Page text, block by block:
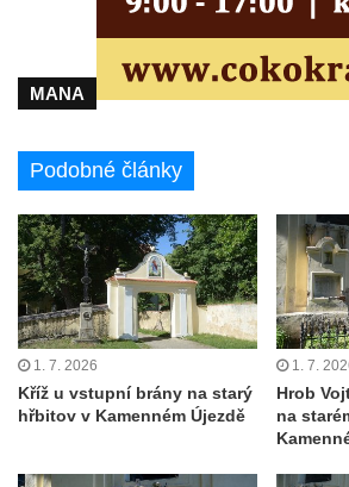
Hrob rodiny Haina na hřbitově v Krásné u
Hrob rodiny Hübner na hřbitově v Krásné u
Hrob rodiny Kundlatsch-Lucke na hřbitově
Krásné u Pěnčína
Hrob Jana Kačera na hřbitově v
Hrob Friedricha Hoffmanna na hřbitově v
Šumburku nad Desnou – Tanvaldu
Hrob rodiny Dulde na hřbitově v
nad Desnou – Tanvaldu
Hrob manželů Stumpe na hřbitově v
Šumburku nad Desnou – Tanvaldu
MANA
Podobné články
1. 7. 2026
Kříž u vstupní brány na starý
hřbitov v Kamenném Újezdě
1. 7.
Hrob
na